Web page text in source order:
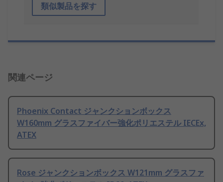
類似製品を探す
関連ページ
Phoenix Contact ジャンクションボックス
W160mm グラスファイバー強化ポリエステル IECEx,
ATEX
Rose ジャンクションボックス W121mm グラスファ